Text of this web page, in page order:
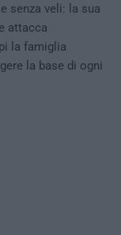
senza veli: la sua
attacca
la famiglia
la base di ogni